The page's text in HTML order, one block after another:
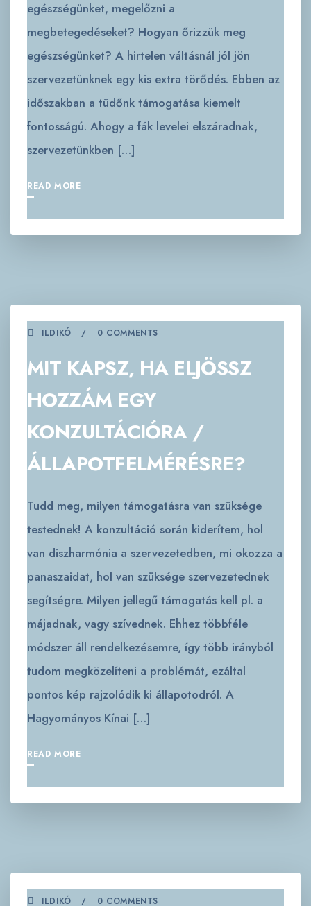
egészségünket, megelőzni a
megbetegedéseket? Hogyan őrizzük meg
egészségünket? A hirtelen váltásnál jól jön
szervezetünknek egy kis extra törődés. Ebben az
időszakban a tüdőnk támogatása kiemelt
fontosságú. Ahogy a fák levelei elszáradnak,
szervezetünkben […]
READ MORE
ILDIKÓ 0 COMMENTS
MIT KAPSZ, HA ELJÖSSZ
HOZZÁM EGY
KONZULTÁCIÓRA /
ÁLLAPOTFELMÉRÉSRE?
Tudd meg, milyen támogatásra van szüksége
testednek! A konzultáció során kiderítem, hol
van diszharmónia a szervezetedben, mi okozza a
panaszaidat, hol van szüksége szervezetednek
segítségre. Milyen jellegű támogatás kell pl. a
májadnak, vagy szívednek. Ehhez többféle
módszer áll rendelkezésemre, így több irányból
tudom megközelíteni a problémát, ezáltal
pontos kép rajzolódik ki állapotodról. A
Hagyományos Kínai […]
READ MORE
ILDIKÓ 0 COMMENTS